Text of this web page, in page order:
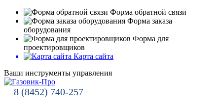
Форма обратной связи
Форма заказа
оборудования
Форма для
проектировщиков
Карта сайта
Ваши инструменты управления
8 (8452) 740-257